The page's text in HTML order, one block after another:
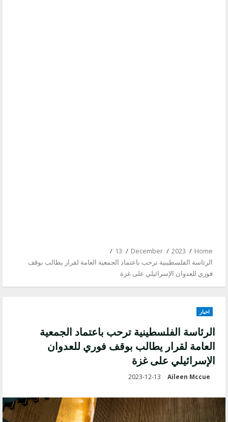
Home
2023
December
13
الرئاسة الفلسطينية ترحب باعتماد الجمعية العامة لقرار يطالب بوقف
فوري للعدوان الإسرائيلي على غزة
اخبار
الرئاسة الفلسطينية ترحب باعتماد الجمعية
العامة لقرار يطالب بوقف فوري للعدوان
الإسرائيلي على غزة
Aileen Mccue
2023-12-13